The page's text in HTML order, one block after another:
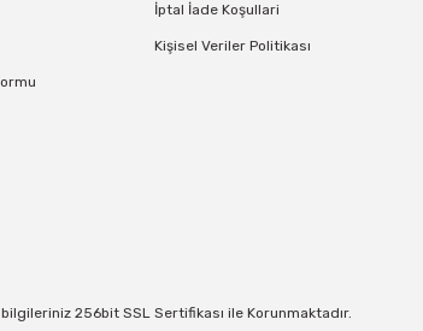
İptal İade Koşullari
Kişisel Veriler Politikası
256bit SSL Sertifikası ile Korunmaktadır.